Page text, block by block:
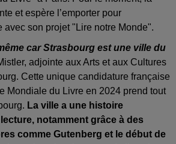
et espère l’emporter pour
avec son projet "Lire notre Monde".
car Strasbourg est une ville du
adjointe aux Arts et aux Cultures
Cette unique candidature française
Mondiale du Livre en 2024 prend tout
La ville a une histoire
notamment grâce à des
comme Gutenberg et le début de